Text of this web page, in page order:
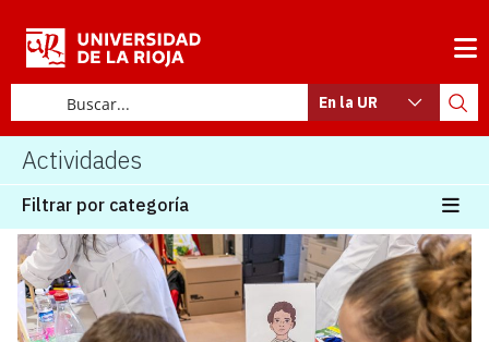
En la UR
Actividades
Filtrar por categoría